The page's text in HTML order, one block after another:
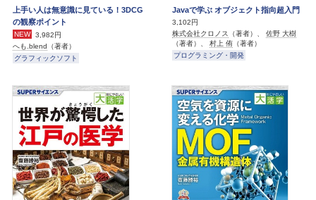
上手い人は無意識に見ている！3DCG
の観察ポイント
NEW
3,982円
へも.blend
（著者）
グラフィックソフト
Javaで学ぶ オブジェクト指向超入門
3,102円
株式会社クロノス （著者）、 佐野 大樹
（著者）、 村上 侑 （著者）
プログラミング・開発